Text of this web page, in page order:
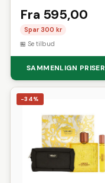
Fra 595,00
Spar 300 kr
Se tilbud
SAMMENLIGN PRISER
-34%